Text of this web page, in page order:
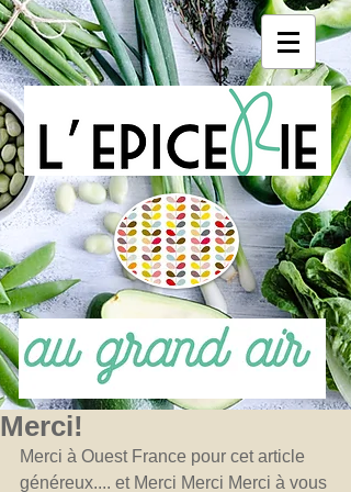
Merci!
Merci à Ouest France pour cet article
généreux.... et Merci Merci Merci à vous